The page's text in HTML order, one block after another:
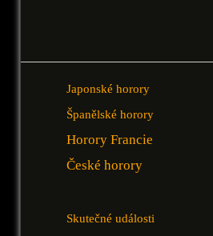
Japonské horory
Španělské horory
Horory Francie
České horory
Skutečné události